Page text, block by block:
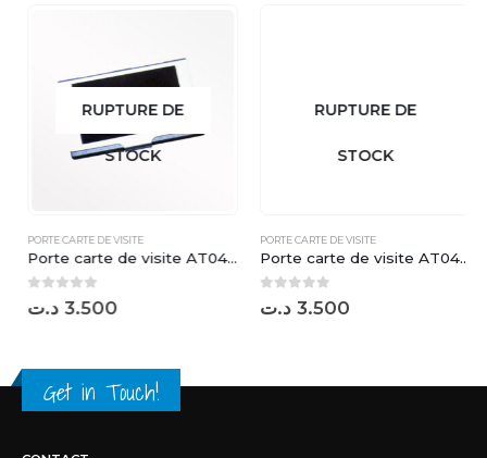
RUPTURE DE
STOCK
PORTE CARTE DE VISITE
Porte carte de visite AT040682
sur 53.500 د.ت
RUPTURE DE
STOCK
PORTE CARTE DE VISITE
Porte carte de visite AT040681
sur 53.500 د.ت
Get in Touch!